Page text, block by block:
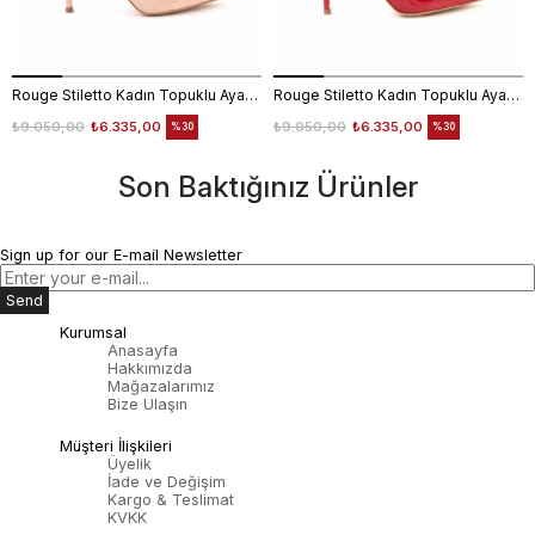
Rouge Stiletto Kadın Topuklu Ayakkabı 4924-02V8
₺6.335,00
₺9.050,00 %30
Rouge Stiletto Kadın Topuklu Ayakkabı 4924-02V8
₺6.335,00
₺9.050,00 %30
Son Baktığınız Ürünler
Sign up for our E-mail Newsletter
Send
Kurumsal
Anasayfa
Hakkımızda
Mağazalarımız
Bize Ulaşın
Müşteri İlişkileri
Üyelik
İade ve Değişim
Kargo & Teslimat
KVKK